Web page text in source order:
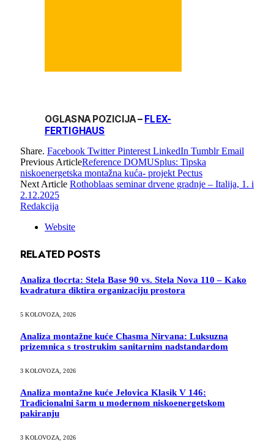
OGLASNA POZICIJA – FLEX-
FERTIGHAUS
Share. Facebook Twitter Pinterest LinkedIn Tumblr Email
Previous ArticleReference DOMUSplus: Tipska
niskoenergetska montažna kuća- projekt Pectus
Next Article Rothoblaas seminar drvene gradnje – Italija, 1. i
2.12.2025
Redakcija
Website
RELATED POSTS
Analiza tlocrta: Stela Base 90 vs. Stela Nova 110 – Kako
kvadratura diktira organizaciju prostora
5 KOLOVOZA, 2026
Analiza montažne kuće Chasma Nirvana: Luksuzna
prizemnica s trostrukim sanitarnim nadstandardom
3 KOLOVOZA, 2026
Analiza montažne kuće Jelovica Klasik V 146:
Tradicionalni šarm u modernom niskoenergetskom
pakiranju
3 KOLOVOZA, 2026